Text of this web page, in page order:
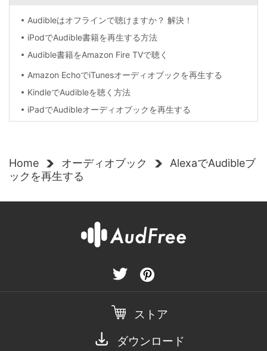
Audibleはオフラインで聴けますか？ 解決！
iPodでAudible書籍を再生する方法
Audible書籍をAmazon Fire TVで聴く
Amazon EchoでiTunesオーディオブックを再生する
KindleでAudibleを聴く方法
iPadでAudibleオーディオブックを再生する
Home オーディオブック
AlexaでAudibleブ
ックを再生する
ストア
ダウンロード